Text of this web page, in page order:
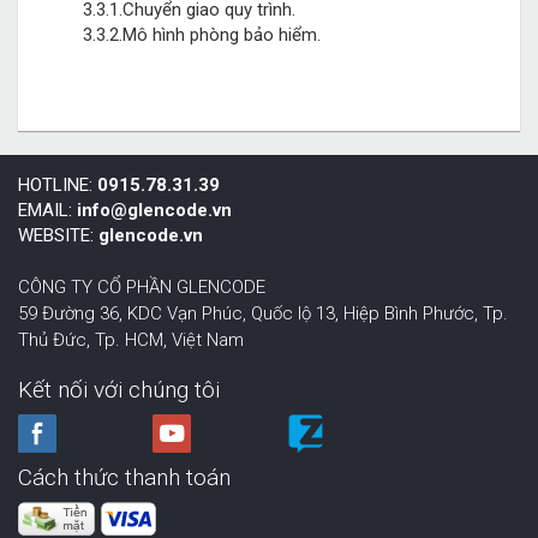
3.3.1.Chuyển giao quy trình.
3.3.2.Mô hình phòng bảo hiểm.
HOTLINE: 0915.78.31.39
EMAIL: info@glencode.vn
WEBSITE: glencode.vn
CÔNG TY CỔ PHẦN GLENCODE
59 Đường 36, KDC Vạn Phúc, Quốc lộ 13, Hiệp Bình Phước, Tp.
Thủ Đức, Tp. HCM, Việt Nam
Kết nối với chúng tôi
Cách thức thanh toán